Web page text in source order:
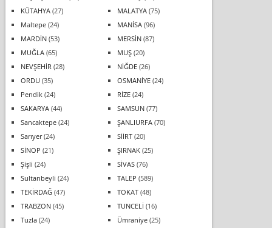
KÜTAHYA(27) MALATYA(75)
Maltepe(24) MANİSA(96)
MARDİN(53) MERSİN(87)
MUĞLA(65) MUŞ(20)
NEVŞEHİR (28) NİĞDE(26)
ORDU (35) OSMANİYE(24)
Pendik(24) RİZE(24)
SAKARYA(44) SAMSUN(77)
Sancaktepe(24) ŞANLIURFA(70)
Sarıyer(24) SİİRT(20)
SİNOP (21) ŞIRNAK(25)
Şişli (24) SİVAS(76)
Sultanbeyli (24) TALEP (589)
TEKİRDAĞ(47) TOKAT(48)
TRABZON(45) TUNCELİ (16)
Tuzla(24) Ümraniye(25)